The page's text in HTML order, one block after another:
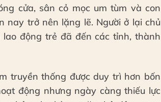
cửa, sân cỏ mọc um tùm và con
nay trở nên lặng lẽ. Người ở lại chủ
động trẻ đã đến các tỉnh, thành
truyền thống được duy trì hơn bốn
động nhưng ngày càng thiếu lực